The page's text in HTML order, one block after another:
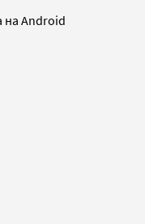
на Android